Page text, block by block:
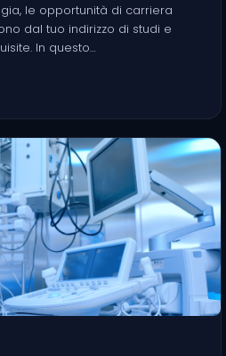
le opportunità di carriera
dal tuo indirizzo di studi e
In questo…